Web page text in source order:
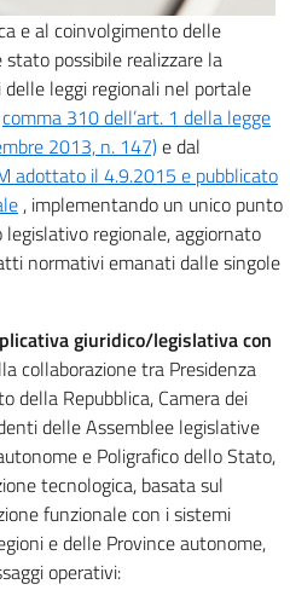
e al coinvolgimento delle
stato possibile realizzare la
leggi regionali nel portale
comma 310 dell’art. 1 della legge
2013, n. 147)e dal
adottato il 4.9.2015 e pubblicato
, implementando un unico punto
regionale, aggiornato
normativi emanati dalle singole
giuridico/legislativa con
collaborazione tra Presidenza
della Repubblica, Camera dei
delle Assemblee legislative
e Poligrafico dello Stato,
tecnologica, basata sul
funzionale con i sistemi
e delle Province autonome,
operativi: